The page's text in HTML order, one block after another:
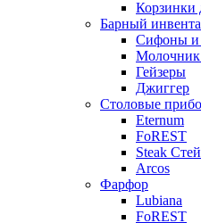
Корзинки
Барный
Сифоны и
Молочник
Гейзеры
Джиггер
Столовые
Eternum
FoREST
Steak
Arcos
Фарфор
Lubiana
FoREST